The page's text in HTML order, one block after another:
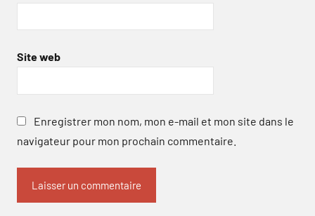
Site web
Enregistrer mon nom, mon e-mail et mon site dans le
navigateur pour mon prochain commentaire.